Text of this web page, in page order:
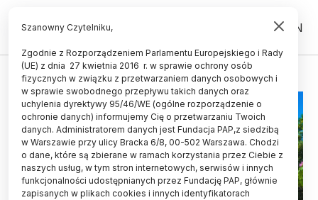
PL EN
ŻYCIE
Szanowny Czytelniku,
Zgodnie z Rozporządzeniem Parlamentu Europejskiego i Rady
(UE) z dnia 27 kwietnia 2016 r. w sprawie ochrony osób
fizycznych w związku z przetwarzaniem danych osobowych i
w sprawie swobodnego przepływu takich danych oraz
uchylenia dyrektywy 95/46/WE (ogólne rozporządzenie o
ochronie danych) informujemy Cię o przetwarzaniu Twoich
danych. Administratorem danych jest Fundacja PAP,z siedzibą
w Warszawie przy ulicy Bracka 6/8, 00-502 Warszawa. Chodzi
o dane, które są zbierane w ramach korzystania przez Ciebie z
naszych usług, w tym stron internetowych, serwisów i innych
funkcjonalności udostępnianych przez Fundację PAP, głównie
zapisanych w plikach cookies i innych identyfikatorach